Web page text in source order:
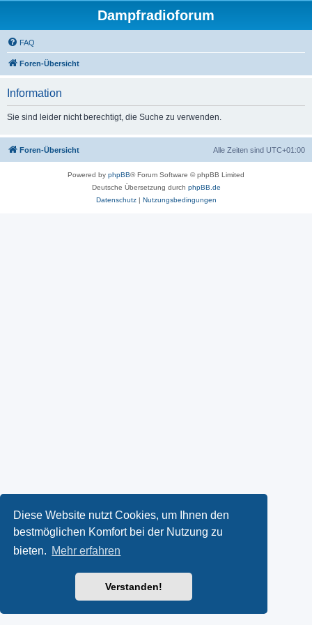
Diese Website nutzt Cookies, um Ihnen den
bestmöglichen Komfort bei der Nutzung zu
bieten. Mehr erfahren
Verstanden!
Dampfradioforum
FAQ
Foren-Übersicht
Information
Sie sind leider nicht berechtigt, die Suche zu verwenden.
Foren-Übersicht Alle Zeiten sind UTC+01:00
Powered by phpBB® Forum Software © phpBB Limited
Deutsche Übersetzung durch phpBB.de
Datenschutz| Nutzungsbedingungen